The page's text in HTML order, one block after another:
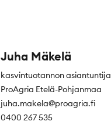
Juha Mäkelä
kasvintuotannon asiantuntija
ProAgria Etelä-Pohjanmaa
juha.makela@proagria.fi
0400 267 535